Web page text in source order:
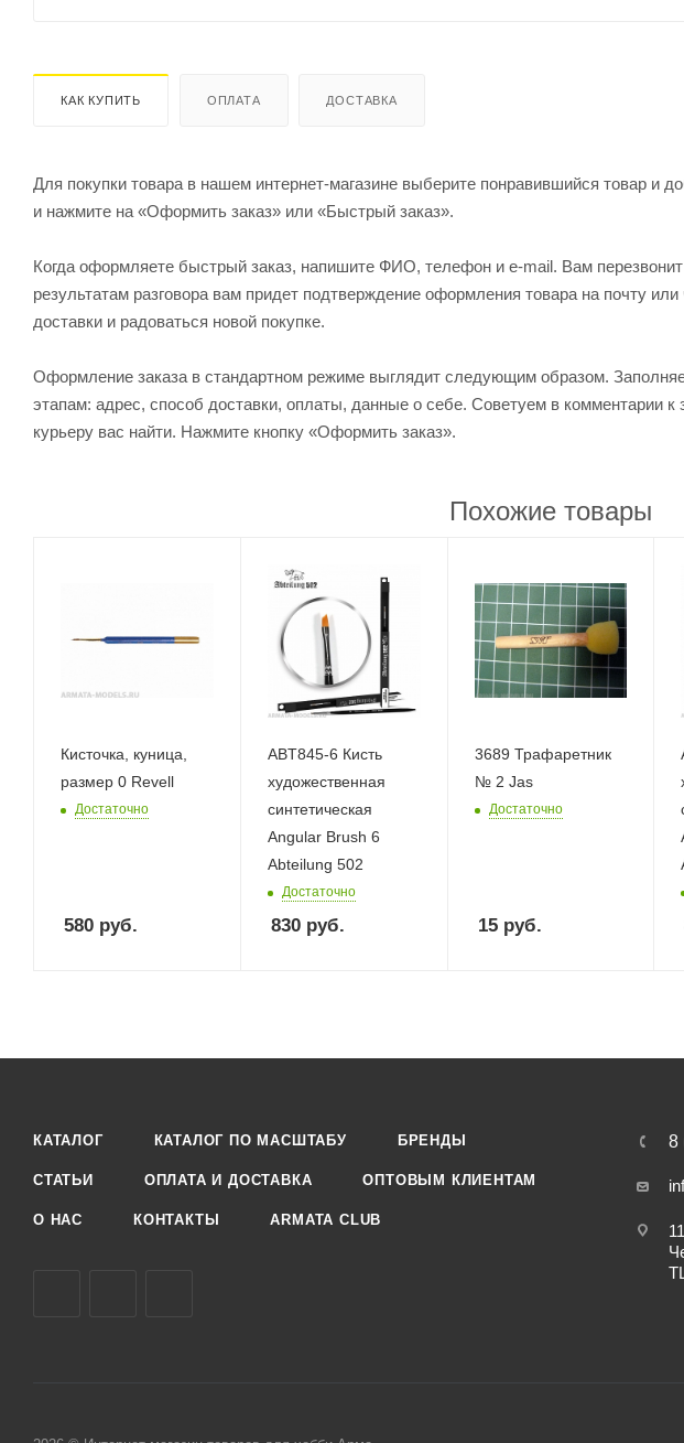
КАК КУПИТЬ ОПЛАТА ДОСТАВКА
Для покупки товара в нашем интернет-магазине выберите понравившийся товар и
и нажмите на «Оформить заказ» или «Быстрый заказ».
Когда оформляете быстрый заказ, напишите ФИО, телефон и e-mail. Вам
результатам разговора вам придет подтверждение оформления товара на почту
доставки и радоваться новой покупке.
Оформление заказа в стандартном режиме выглядит следующим образом.
этапам: адрес, способ доставки, оплаты, данные о себе. Советуем в комментарии
курьеру вас найти. Нажмите кнопку «Оформить заказ».
Похожие товары
Кисточка, куница,
размер 0 Revell
Достаточно
580 руб.
ABT845-6 Кисть
художественная
синтетическая
Angular Brush 6
Abteilung 502
Достаточно
830руб.
3689 Трафаретник
№ 2 Jas
Достаточно
15руб.
КАТАЛОГ КАТАЛОГ ПО МАСШТАБУ БРЕНДЫ
СТАТЬИ ОПЛАТА И ДОСТАВКА ОПТОВЫМ КЛИЕНТАМ
О НАС КОНТАКТЫ ARMATA CLUB
8